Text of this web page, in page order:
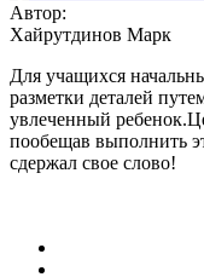
Автор:
Хайрутдинов Марк
Для учащихся
разметки деталей
увлеченный
пообещав выполнить
сдержал свое слово!